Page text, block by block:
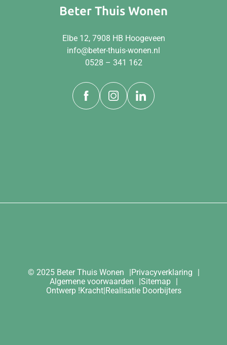
Beter Thuis Wonen
Elbe 12, 7908 HB Hoogeveen
info@beter-thuis-wonen.nl
0528 – 341 162
© 2025 Beter Thuis Wonen
Privacyverklaring
Algemene voorwaarden
Sitemap
Ontwerp !Kracht|Realisatie Doorbijters